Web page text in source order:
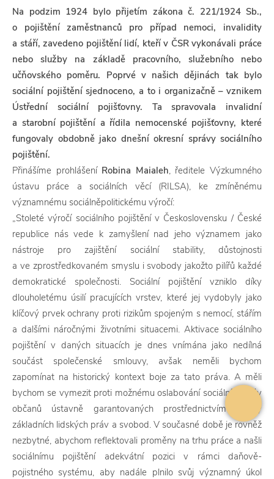
Na podzim 1924 bylo přijetím zákona č. 221/1924 Sb.,
o pojištění zaměstnanců pro případ nemoci, invalidity
a stáří, zavedeno pojištění lidí, kteří v ČSR vykonávali práce
nebo služby na základě pracovního, služebního nebo
učňovského poměru. Poprvé v našich dějinách tak bylo
sociální pojištění sjednoceno, a to i organizačně – vznikem
Ústřední sociální pojišťovny. Ta spravovala invalidní
a starobní pojištění a řídila nemocenské pojišťovny, které
fungovaly obdobně jako dnešní okresní správy sociálního
pojištění.
Přinášíme prohlášení Robina Maialeh, ředitele Výzkumného
ústavu práce a sociálních věcí (RILSA), ke zmíněnému
významnému sociálněpolitickému výročí:
„Stoleté výročí sociálního pojištění v Československu / České
republice nás vede k zamyšlení nad jeho významem jako
nástroje pro zajištění sociální stability, důstojnosti
a ve zprostředkovaném smyslu i svobody jakožto pilířů každé
demokratické společnosti. Sociální pojištění vzniklo díky
dlouholetému úsilí pracujících vrstev, které jej vydobyly jako
klíčový prvek ochrany proti rizikům spojeným s nemocí, stářím
a dalšími náročnými životními situacemi. Aktivace sociálního
pojištění v daných situacích je dnes vnímána jako nedílná
součást společenské smlouvy, avšak neměli bychom
zapomínat na historický kontext boje za tato práva. A měli
bychom se vymezit proti možnému oslabování sociálních práv
občanů ústavně garantovaných prostřednictvím Listiny
základních lidských práv a svobod. V současné době je rovněž
nezbytné, abychom reflektovali proměny na trhu práce a našli
sociálnímu pojištění adekvátní pozici v rámci daňově-
pojistného systému, aby nadále plnilo svůj významný úkol